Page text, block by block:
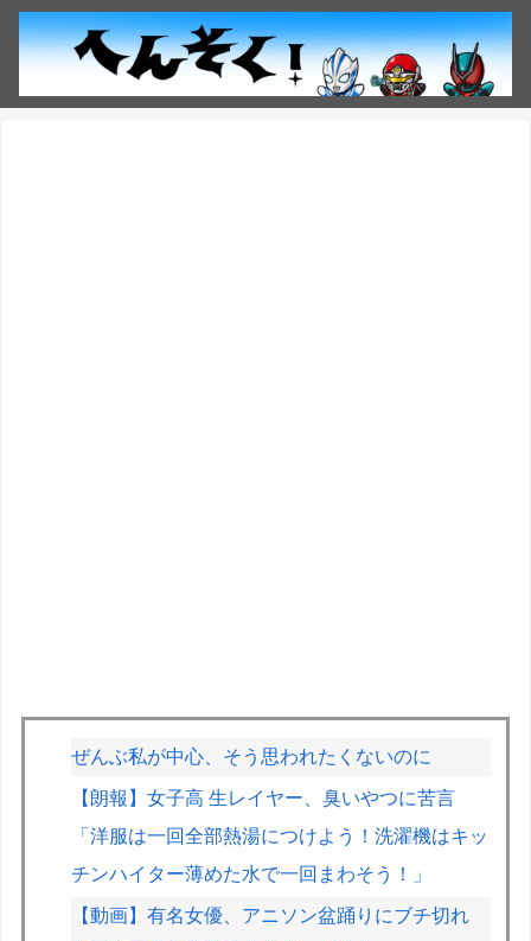
ぜんぶ私が中心、そう思われたくないのに
【朗報】女子高 生レイヤー、臭いやつに苦言
「洋服は一回全部熱湯につけよう！洗濯機はキッ
チンハイター薄めた水で一回まわそう！」
【動画】有名女優、アニソン盆踊りにブチ切れ